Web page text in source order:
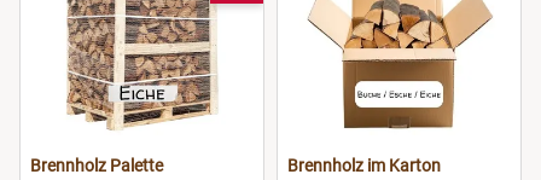
Brennholz Palette
Brennholz im Karton